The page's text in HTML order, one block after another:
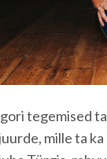
tegemised
mille ta